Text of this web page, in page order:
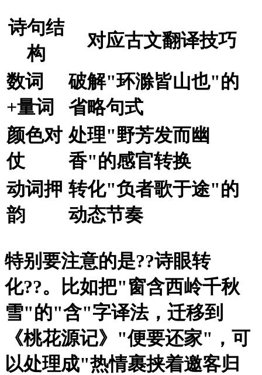
诗句结
构
对应古文翻译技巧
数词
+量词
破解"环滁皆山也"的
省略句式
颜色对
仗
处理"野芳发而幽
香"的感官转换
动词押
韵
转化"负者歌于途"的
动态节奏
特别要注意的是??诗眼转
化??。比如把"窗含西岭千秋
雪"的"含"字译法，迁移到
《桃花源记》"便要还家"，可
以处理成"热情裹挟着邀客归